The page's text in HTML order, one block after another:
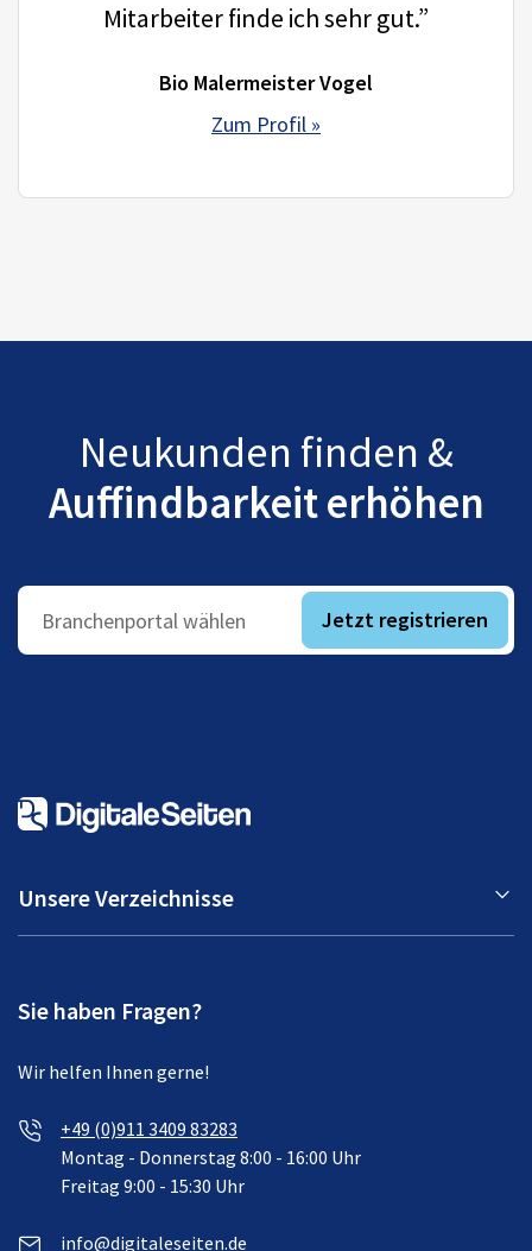
Mitarbeiter finde ich sehr gut.”
Bio Malermeister Vogel
Zum Profil »
Neukunden finden &
Auffindbarkeit erhöhen
Branchenportal wählen Jetzt registrieren
Unsere Verzeichnisse
Sie haben Fragen?
Wir helfen Ihnen gerne!
+49 (0)911 3409 83283
Montag - Donnerstag 8:00 - 16:00 Uhr
Freitag 9:00 - 15:30 Uhr
info@digitaleseiten.de